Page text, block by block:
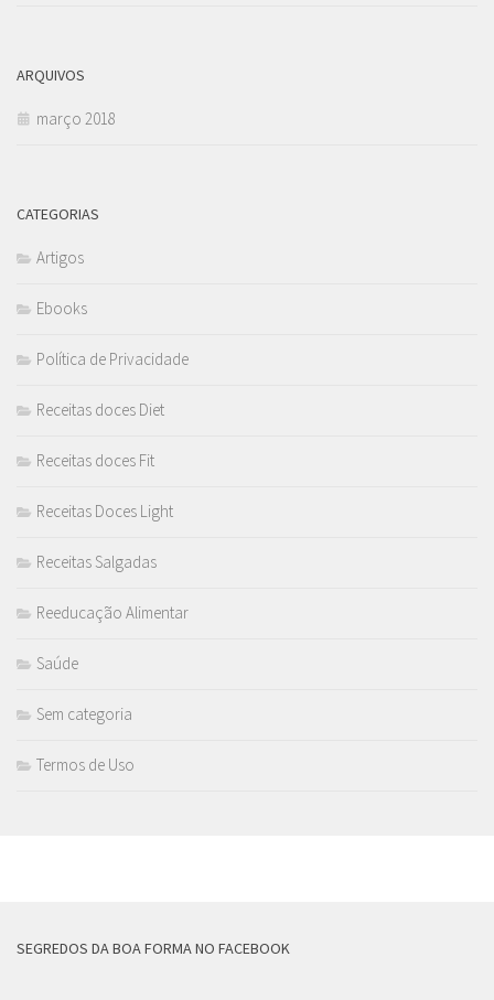
ARQUIVOS
março 2018
CATEGORIAS
Artigos
Ebooks
Política de Privacidade
Receitas doces Diet
Receitas doces Fit
Receitas Doces Light
Receitas Salgadas
Reeducação Alimentar
Saúde
Sem categoria
Termos de Uso
SEGREDOS DA BOA FORMA NO FACEBOOK